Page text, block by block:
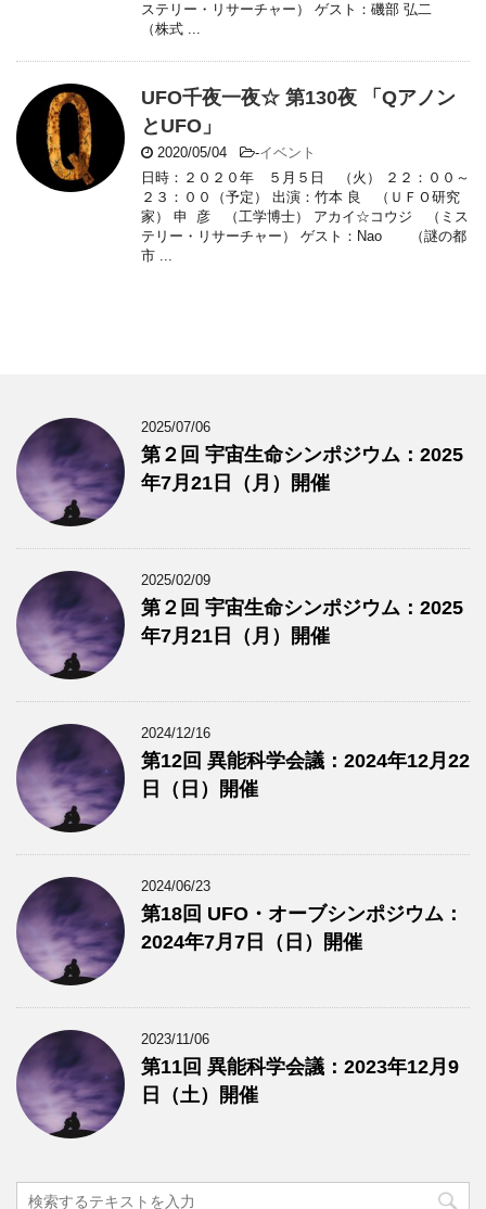
ステリー・リサーチャー） ゲスト：磯部 弘二
（株式 ...
UFO千夜一夜☆ 第130夜 「Qアノン
とUFO」
2020/05/04 -イベント
日時：２０２０年 ５月５日 （火） ２２：００～
２３：００（予定） 出演：竹本 良 （ＵＦＯ研究
家） 申 彦 （工学博士） アカイ☆コウジ （ミス
テリー・リサーチャー） ゲスト：Nao （謎の都
市 ...
2025/07/06
第２回 宇宙生命シンポジウム：2025
年7月21日（月）開催
2025/02/09
第２回 宇宙生命シンポジウム：2025
年7月21日（月）開催
2024/12/16
第12回 異能科学会議：2024年12月22
日（日）開催
2024/06/23
第18回 UFO・オーブシンポジウム：
2024年7月7日（日）開催
2023/11/06
第11回 異能科学会議：2023年12月9
日（土）開催